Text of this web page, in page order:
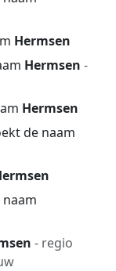
Hermsen
Hermsen -
Hermsen
de naam
- regio